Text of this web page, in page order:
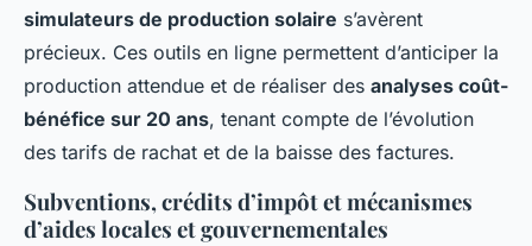
simulateurs de production solaire s’avèrent
précieux. Ces outils en ligne permettent d’anticiper la
production attendue et de réaliser des analyses coût-
bénéfice sur 20 ans, tenant compte de l’évolution
des tarifs de rachat et de la baisse des factures.
Subventions, crédits d’impôt et mécanismes
d’aides locales et gouvernementales